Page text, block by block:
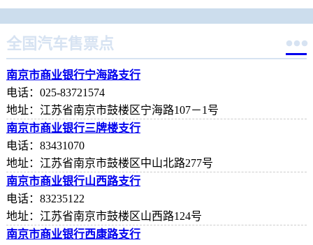
全国汽车售票点 
南京市商业银行宁海路支行
电话：025-83721574
地址：江苏省南京市鼓楼区宁海路107－1号
南京市商业银行三牌楼支行
电话：83431070
地址：江苏省南京市鼓楼区中山北路277号
南京市商业银行山西路支行
电话：83235122
地址：江苏省南京市鼓楼区山西路124号
南京市商业银行西康路支行